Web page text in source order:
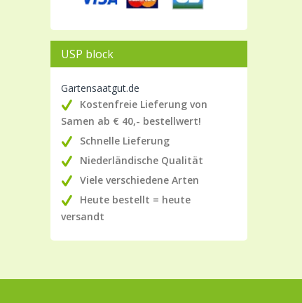
USP block
Gartensaatgut.de
Kostenfreie Lieferung von
Samen ab € 40,- bestellwert!
Schnelle Lieferung
Niederländische Qualität
Viele verschiedene Arten
Heute bestellt = heute
versandt